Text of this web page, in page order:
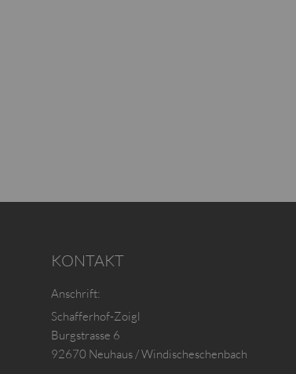
KONTAKT
Anschrift:
Schafferhof-Zoigl
Burgstrasse 6
92670 Neuhaus / Windischeschenbach